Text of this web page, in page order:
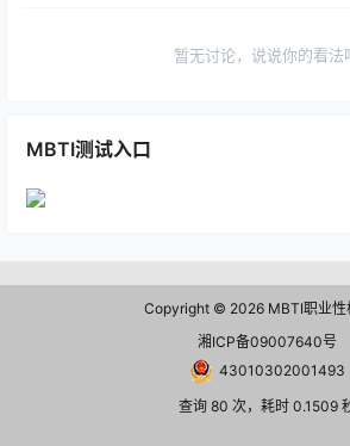
暂无讨论，说说你的看法
MBTI测试入口
Copyright © 2026 MBTI职业性
湘ICP备09007640号
43010302001493
查询 80 次，耗时 0.1509